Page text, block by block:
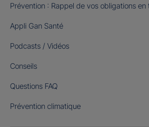
Prévention : Rappel de vos obligations en
Appli Gan Santé
Podcasts / Vidéos
Conseils
Questions FAQ
Prévention climatique